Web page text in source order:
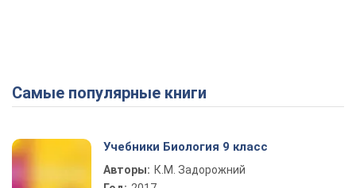
Самые популярные книги
Учебники Биология 9 класс
Авторы: К.М. Задорожний